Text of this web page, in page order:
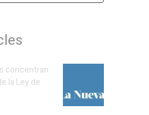
concentran
la Ley de